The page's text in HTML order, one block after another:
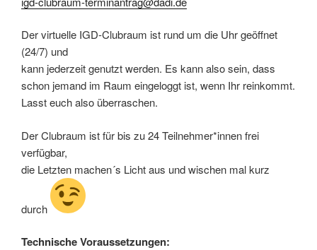
Der virtuelle IGD-Clubraum ist rund um die Uhr geöffnet
(24/7) und
kann jederzeit genutzt werden. Es kann also sein, dass
schon jemand im Raum eingeloggt ist, wenn Ihr reinkommt.
Lasst euch also überraschen.
Der Clubraum ist für bis zu 24 Teilnehmer*innen frei
verfügbar,
die Letzten machen´s Licht aus und wischen mal kurz
durch
Technische Voraussetzungen: